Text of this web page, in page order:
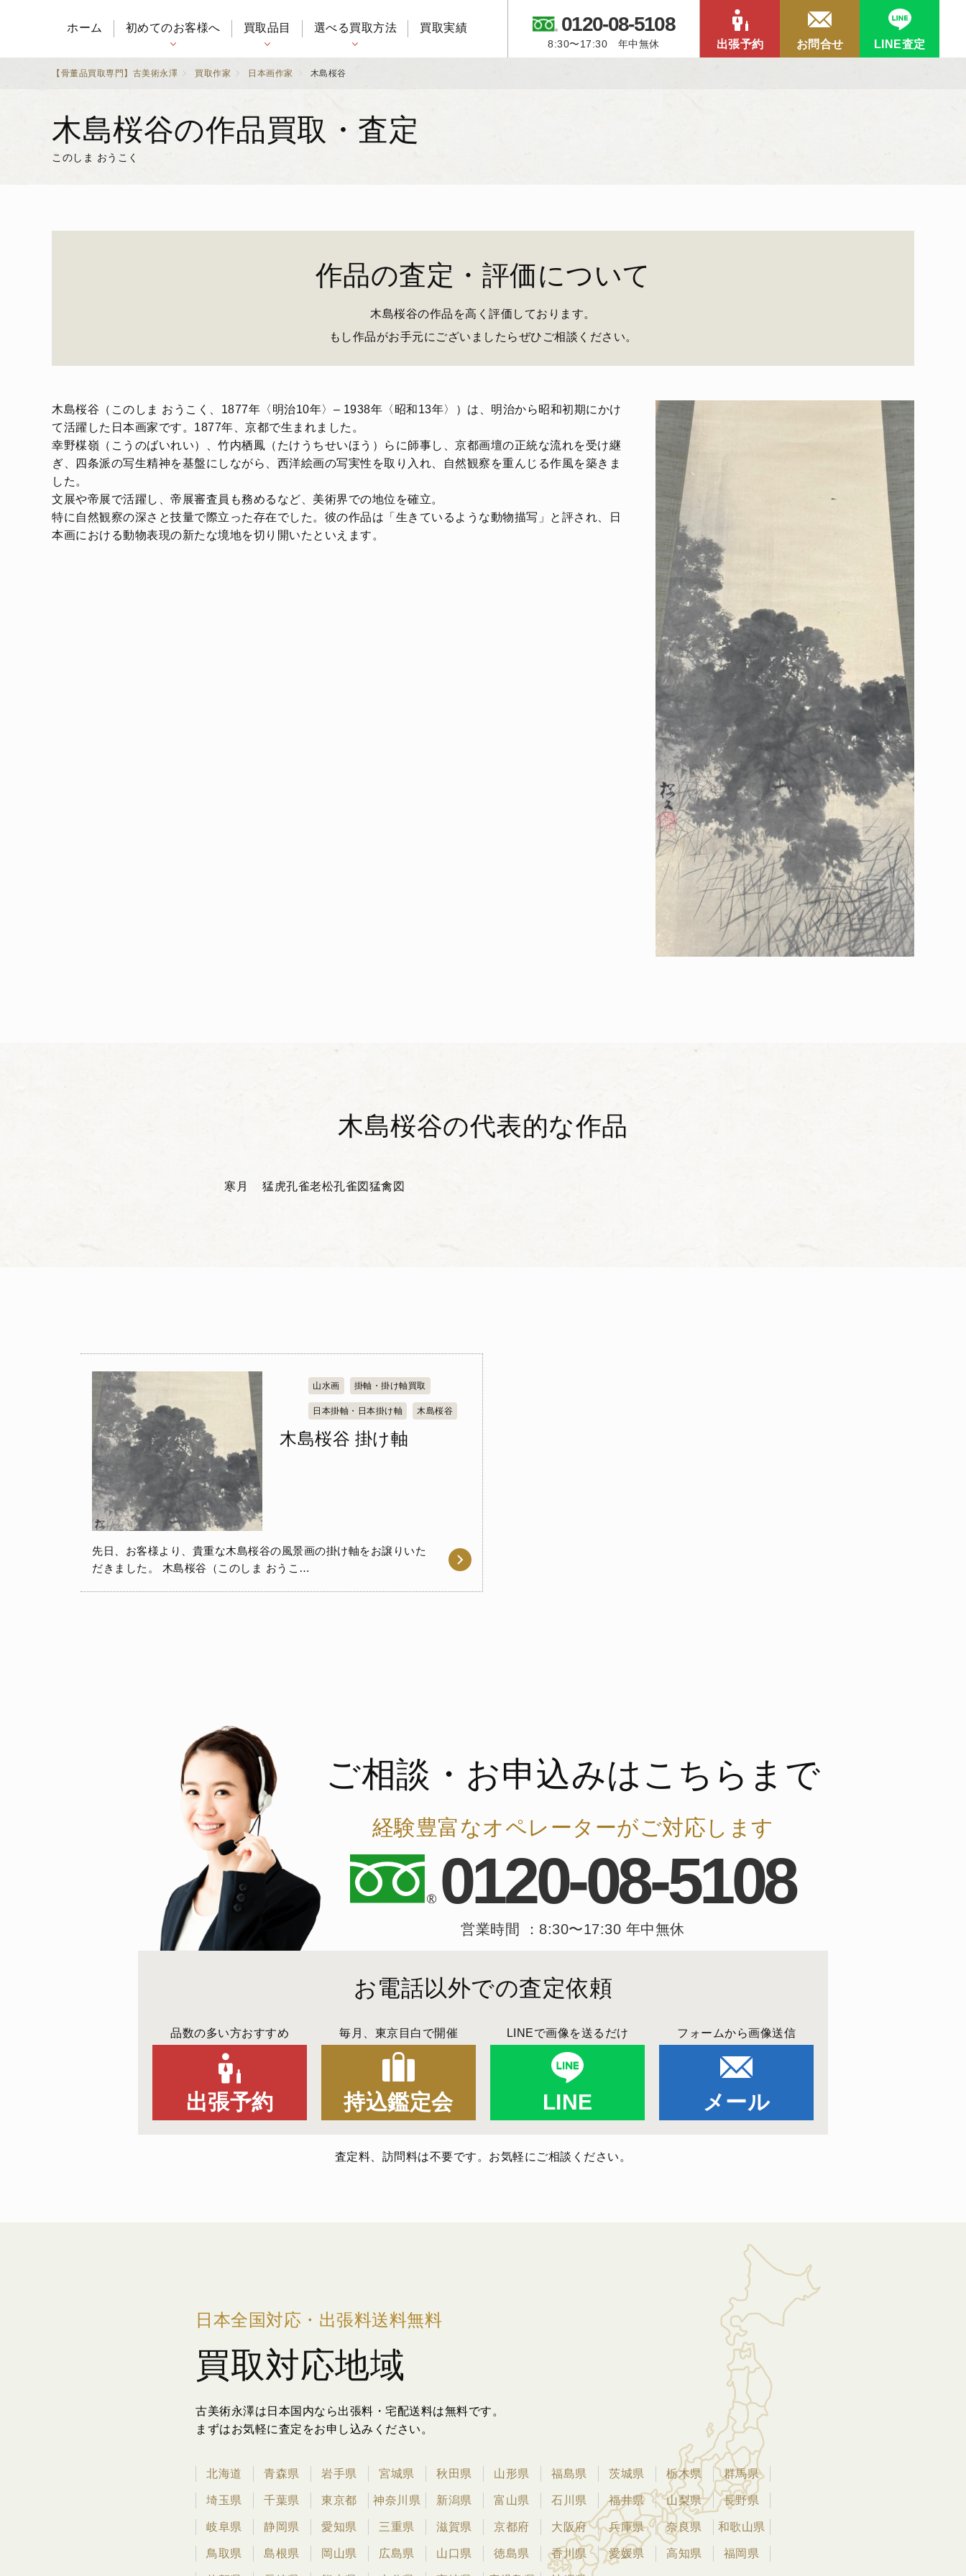
ホーム 初めてのお客様へ 買取品目 選べる買取方法 買取実績 0120-08-5108
8:30〜17:30 年中無休 出張予約 お問合せ LINE査定
【骨董品買取専門】古美術永澤 買取作家 日本画作家 木島桜谷
木島桜谷の作品買取・査定
このしま おうこく
作品の査定・評価について
木島桜谷の作品を高く評価しております。
もし作品がお手元にございましたらぜひご相談ください。
木島桜谷（このしま おうこく、1877年〈明治10年〉– 1938年〈昭和13年〉）は、明治から昭和初期にかけ
て活躍した日本画家です。1877年、京都で生まれました。
幸野楳嶺（こうのばいれい）、竹内栖鳳（たけうちせいほう）らに師事し、京都画壇の正統な流れを受け継
ぎ、四条派の写生精神を基盤にしながら、西洋絵画の写実性を取り入れ、自然観察を重んじる作風を築きま
した。
文展や帝展で活躍し、帝展審査員も務めるなど、美術界での地位を確立。
特に自然観察の深さと技量で際立った存在でした。彼の作品は「生きているような動物描写」と評され、日
本画における動物表現の新たな境地を切り開いたといえます。
木島桜谷の代表的な作品
寒月 猛虎孔雀老松孔雀図 猛禽図
山水画 掛軸・掛け軸買取
日本掛軸・日本掛け軸 木島桜谷
木島桜谷 掛け軸
先日、お客様より、貴重な木島桜谷の風景画の掛け軸をお譲りいた
だきました。 木島桜谷（このしま おうこ…
ご相談・お申込みはこちらまで
経験豊富なオペレーターがご対応します
0120-08-5108
営業時間 ：8:30〜17:30 年中無休
お電話以外での査定依頼
品数の多い方おすすめ
出張予約
毎月、東京目白で開催
持込鑑定会
LINEで画像を送るだけ
LINE
フォームから画像送信
メール
査定料、訪問料は不要です。お気軽にご相談ください。
日本全国対応・出張料送料無料
買取対応地域
古美術永澤は日本国内なら出張料・宅配送料は無料です。
まずはお気軽に査定をお申し込みください。
北海道 青森県 岩手県 宮城県 秋田県 山形県 福島県 茨城県 栃木県 群馬県
埼玉県 千葉県 東京都 神奈川県 新潟県 富山県 石川県 福井県 山梨県 長野県
岐阜県 静岡県 愛知県 三重県 滋賀県 京都府 大阪府 兵庫県 奈良県 和歌山県
鳥取県 島根県 岡山県 広島県 山口県 徳島県 香川県 愛媛県 高知県 福岡県